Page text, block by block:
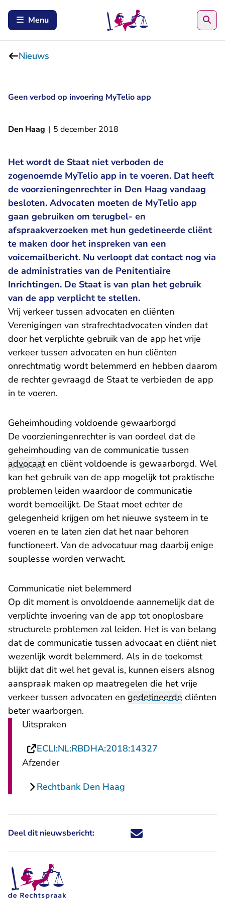
Menu
Nieuws
Geen verbod op invoering MyTelio app
Den Haag | 5 december 2018
Het wordt de Staat niet verboden de
zogenoemde MyTelio app in te voeren. Dat heeft
de voorzieningenrechter in Den Haag vandaag
besloten. Advocaten moeten de MyTelio app
gaan gebruiken om terugbel- en
afspraakverzoeken met hun gedetineerde cliënt
te maken door het inspreken van een
voicemailbericht. Nu verloopt dat contact nog via
de administraties van de Penitentiaire
Inrichtingen. De Staat is van plan het gebruik
van de app verplicht te stellen.
​Vrij verkeer tussen advocaten en cliënten
Verenigingen van strafrechtadvocaten vinden dat
door het verplichte gebruik van de app het vrije
verkeer tussen advocaten en hun cliënten
onrechtmatig wordt belemmerd en hebben daarom
de rechter gevraagd de Staat te verbieden de app
in te voeren.
Geheimhouding voldoende gewaarborgd
De voorzieningenrechter is van oordeel dat de
geheimhouding van de communicatie tussen
advocaaten cliënt voldoende is gewaarborgd. Wel
kan het gebruik van de app mogelijk tot praktische
problemen leiden waardoor de communicatie
wordt bemoeilijkt. De Staat moet echter de
gelegenheid krijgen om het nieuwe systeem in te
voeren en te laten zien dat het naar behoren
functioneert. Van de advocatuur mag daarbij enige
souplesse worden verwacht.
Communicatie niet belemmerd
Op dit moment is onvoldoende aannemelijk dat de
verplichte invoering van de app tot onoplosbare
structurele problemen zal leiden. Het is van belang
dat de communicatie tussen advocaat en cliënt niet
wezenlijk wordt belemmerd. Als in de toekomst
blijkt dat dit wel het geval is, kunnen eisers alsnog
aanspraak maken op maatregelen die het vrije
verkeer tussen advocaten en gedetineerde cliënten
beter waarborgen.
Uitspraken
ECLI:NL:RBDHA:2018:14327
Afzender
Rechtbank Den Haag
Deel dit nieuwsbericht: Deel dit nieuwsbericht via X -
Deel dit nieuwsbericht via
Deel dit nieuwsbericht
Deel dit